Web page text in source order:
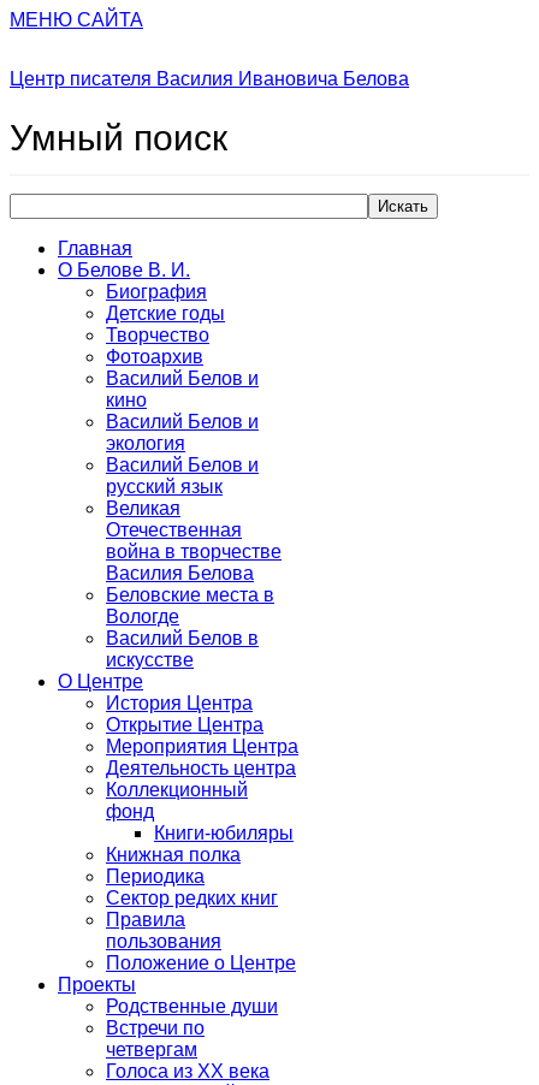
МЕНЮ САЙТА
Центр писателя Василия Ивановича Белова
Умный поиск
Искать
Главная
О Белове В. И.
Биография
Детские годы
Творчество
Фотоархив
Василий Белов и
кино
Василий Белов и
экология
Василий Белов и
русский язык
Великая
Отечественная
война в творчестве
Василия Белова
Беловские места в
Вологде
Василий Белов в
искусстве
О Центре
История Центра
Открытие Центра
Мероприятия Центра
Деятельность центра
Коллекционный
фонд
Книги-юбиляры
Книжная полка
Периодика
Сектор редких книг
Правила
пользования
Положение о Центре
Проекты
Родственные души
Встречи по
четвергам
Голоса из ХХ века